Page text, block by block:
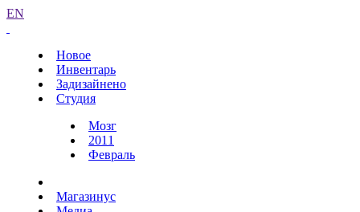
EN
Новое
Инвентарь
Задизайнено
Студия
Мозг
2011
Февраль
Магазинус